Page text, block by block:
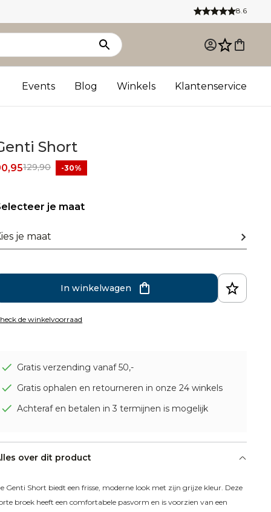
8.6
Events Blog Winkels Klantenservice
Short
129,90 -30%
je maat
je maat
In winkelwagen
de winkelvoorraad
Gratis verzending vanaf 50,-
Gratis ophalen en retourneren in onze 24 winkels
Achteraf en betalen in 3 termijnen is mogelijk
over dit product
Genti Short biedt een frisse, moderne look met zijn grijze kleur. Deze
broek heeft een comfortabele pasvorm en is voorzien van een